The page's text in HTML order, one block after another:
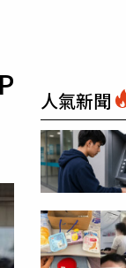
人氣新聞